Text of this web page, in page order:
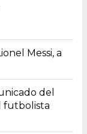
Messi, a
del
futbolista